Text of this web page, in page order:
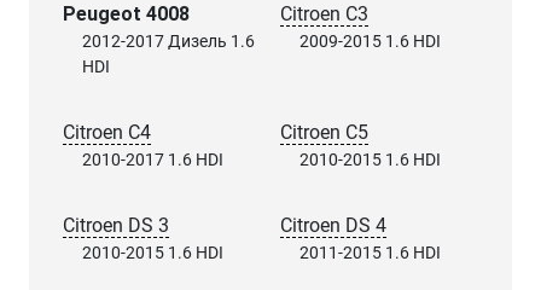
Peugeot 4008
2012-2017 Дизель 1.6
HDI
Citroen C3
2009-2015 1.6 HDI
Citroen C4
2010-2017 1.6 HDI
Citroen C5
2010-2015 1.6 HDI
Citroen DS 3
2010-2015 1.6 HDI
Citroen DS 4
2011-2015 1.6 HDI